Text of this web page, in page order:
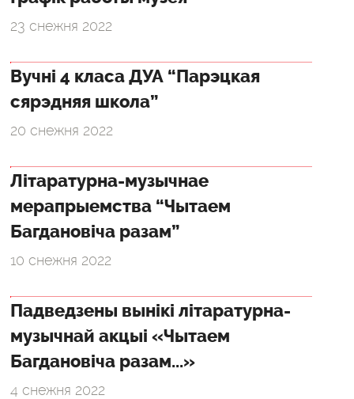
23 снежня 2022
Вучні 4 класа ДУА “Парэцкая
сярэдняя школа”
20 снежня 2022
Літаратурна-музычнае
мерапрыемства “Чытаем
Багдановіча разам”
10 снежня 2022
Падведзены вынікі літаратурна-
музычнай акцыі «Чытаем
Багдановіча разам...»
4 снежня 2022